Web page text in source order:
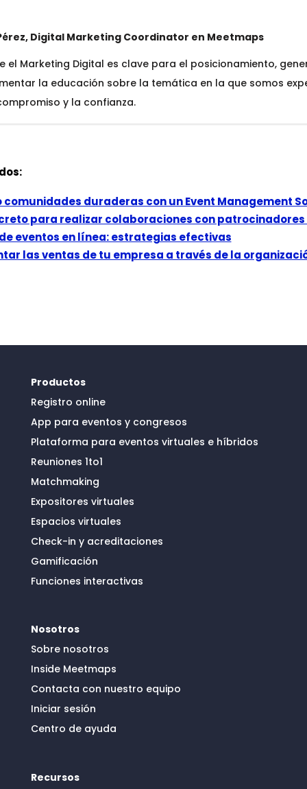
Digital Marketing Coordinator en Meetmaps
el Marketing Digital es clave para el posicionamiento,
la educación sobre la temática en la que somos
y la confianza.
duraderas con un Event Management
para realizar colaboraciones con patrocinadores
eventos en línea: estrategias efectivas
las ventas de tu empresa a través de la
Productos
Registro online
App para eventos y congresos
Plataforma para eventos virtuales e híbridos
Reuniones 1to1
Matchmaking
Expositores virtuales
Espacios virtuales
Check-in y acreditaciones
Gamificación
Funciones interactivas
Nosotros
Sobre nosotros
Inside Meetmaps
Contacta con nuestro equipo
Iniciar sesión
Centro de ayuda
Recursos